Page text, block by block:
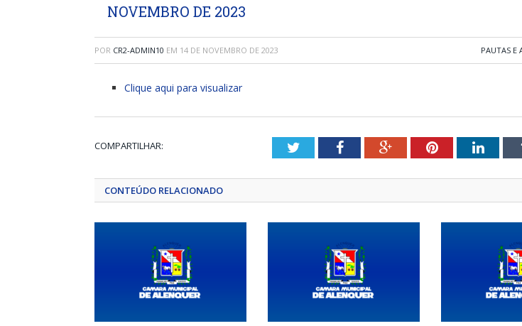
NOVEMBRO DE 2023
POR CR2-ADMIN10 EM 14 DE NOVEMBRO DE 2023 PAUTAS E
Clique aqui para visualizar
COMPARTILHAR: TwitterFacebookGoogle+Pinterest
CONTEÚDO RELACIONADO